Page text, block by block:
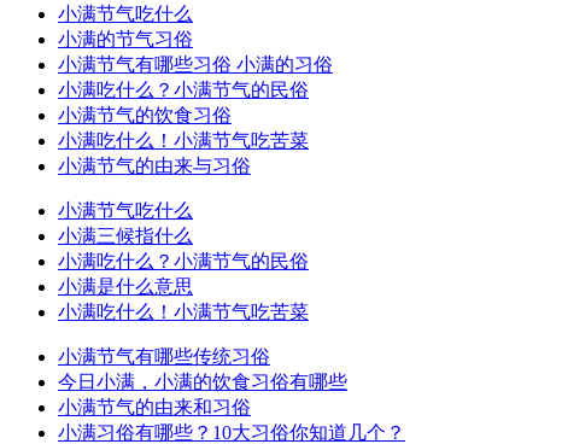
小满节气吃什么
小满的节气习俗
小满节气有哪些习俗 小满的习俗
小满吃什么？小满节气的民俗
小满节气的饮食习俗
小满吃什么！小满节气吃苦菜
小满节气的由来与习俗
小满节气吃什么
小满三候指什么
小满吃什么？小满节气的民俗
小满是什么意思
小满吃什么！小满节气吃苦菜
小满节气有哪些传统习俗
今日小满，小满的饮食习俗有哪些
小满节气的由来和习俗
小满习俗有哪些？10大习俗你知道几个？